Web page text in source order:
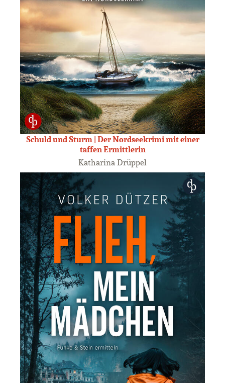
Schuld und Sturm | Der Nordseekrimi mit einer
taffen Ermittlerin
Katharina Drüppel